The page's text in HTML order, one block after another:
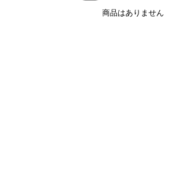
商品はありません